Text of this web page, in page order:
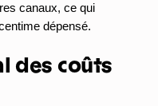
canaux, ce qui
dépensé.
des coûts